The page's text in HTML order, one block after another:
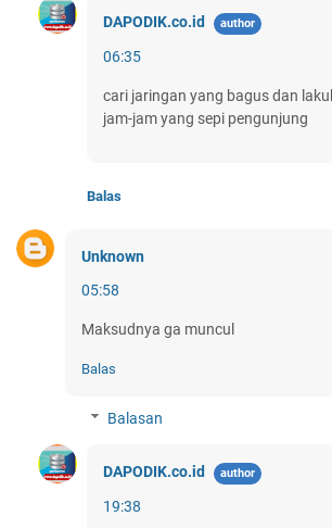
DAPODIK.co.id
06:35
cari jaringan yang bagus dan
jam-jam yang sepi pengunjung
Balas
Unknown
05:58
Maksudnya ga muncul
Balas
Balasan
DAPODIK.co.id
19:38